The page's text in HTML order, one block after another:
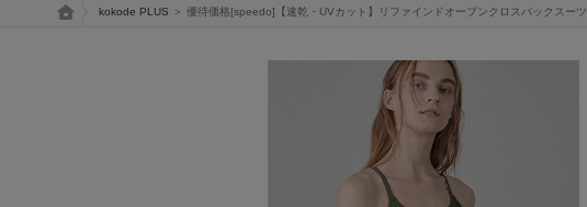
トップページ
kokode PLUS ＞ 優待価格[speedo]【速乾・UVカット】リファインドオープンクロスバックスーツ